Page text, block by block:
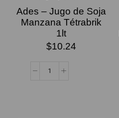
Ades – Jugo de Soja
Manzana Tétrabrik
1lt
$10.24